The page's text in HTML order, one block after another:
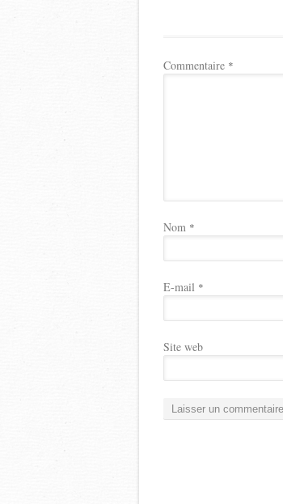
Commentaire *
Nom *
E-mail *
Site web